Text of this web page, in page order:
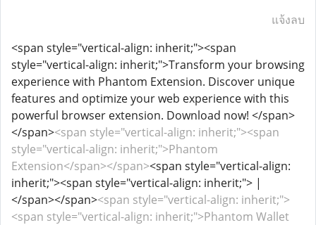
แจ้งลบ
<span style="vertical-align: inherit;"><span
style="vertical-align: inherit;">Transform your browsing
experience with Phantom Extension. Discover unique
features and optimize your web experience with this
powerful browser extension. Download now! </span>
</span><span style="vertical-align: inherit;"><span
style="vertical-align: inherit;">Phantom
Extension</span></span><span style="vertical-align:
inherit;"><span style="vertical-align: inherit;"> |
</span></span><span style="vertical-align: inherit;">
<span style="vertical-align: inherit;">Phantom Wallet